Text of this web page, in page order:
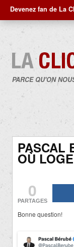
Devenez fan de La
PARCE QU'ON
PASCAL
OÙ
0
PARTAGES
Bonne question!